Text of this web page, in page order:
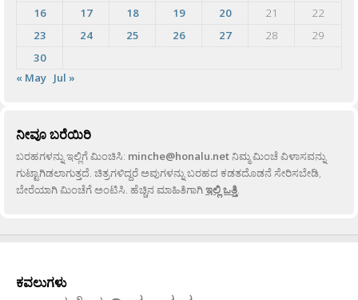
16
17 18 19 20 21
22
23
24 25 26 27 28
29
30
« May Jul »
ನೀವೂ ಬರೆಯಿರಿ
ಬರಹಗಳನ್ನು ಇಲ್ಲಿಗೆ ಮಿಂಚಿಸಿ: minche@honalu.netನಿಮ್ಮ ಮಿಂಚೆ ವಿಳಾಸವನ್ನು
ಗುಟ್ಟಾಗಿಡಲಾಗುತ್ತದೆ. ಚಿತ್ರಗಳಿದ್ದರೆ ಅವುಗಳನ್ನು ಬರಹದ ಕಡತದೊಡನೆ ಸೇರಿಸಬೇಡಿ,
ಬೇರೆಯಾಗಿ ಮಿಂಚೆಗೆ ಅಂಟಿಸಿ. ಹೆಚ್ಚಿನ ಮಾಹಿತಿಗಾಗಿಇಲ್ಲಿ ಒತ್ತಿ.
ಕವಲುಗಳು